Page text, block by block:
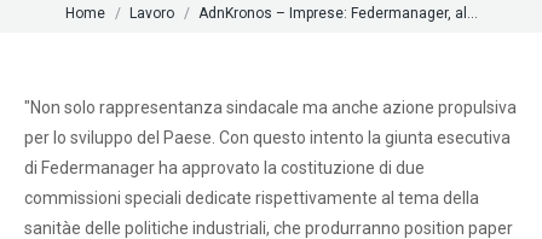
Tu sei qui:
Home Lavoro AdnKronos – Imprese: Federmanager, al…
"Non solo rappresentanza sindacale ma anche azione propulsiva
per lo sviluppo del Paese. Con questo intento la giunta esecutiva
di Federmanager ha approvato la costituzione di due
commissioni speciali dedicate rispettivamente al tema della
sanitàe delle politiche industriali, che produrranno position paper